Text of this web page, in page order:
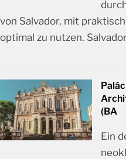
von Salvador, mit
optimal zu nutzen.
(BA
Ein